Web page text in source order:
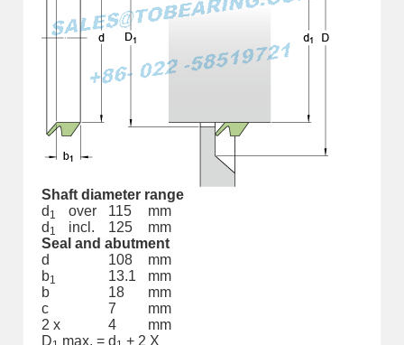
Shaft diameter range
d 1 over 115
mm
d 1 incl. 125
mm
Seal and abutment
d
108
mm
b1 13.1
mm
b
18
mm
c
7
mm
2 x
4
mm
D
max. = d
+ 2 X